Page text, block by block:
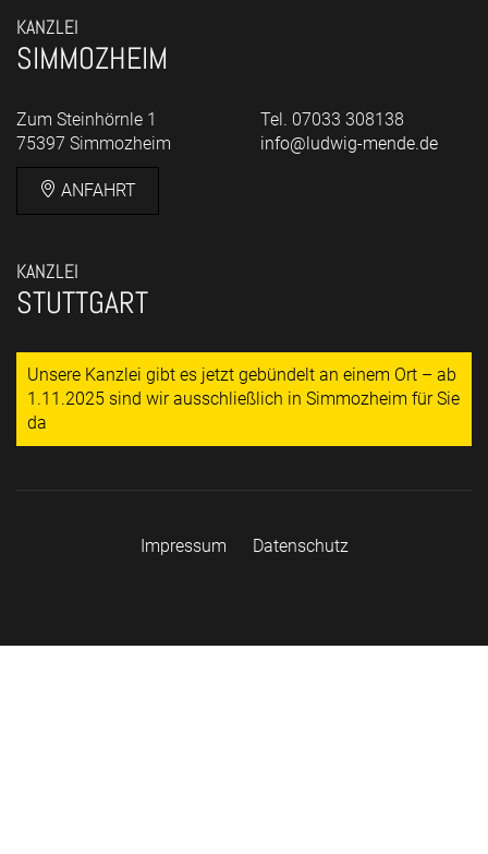
KANZLEI
SIMMOZHEIM
Zum Steinhörnle 1
75397 Simmozheim
ANFAHRT
Tel. 07033 308138
info@ludwig-mende.de
KANZLEI
STUTTGART
Unsere Kanzlei gibt es jetzt gebündelt an einem Ort – ab
1.11.2025 sind wir ausschließlich in Simmozheim für Sie
da
Impressum Datenschutz